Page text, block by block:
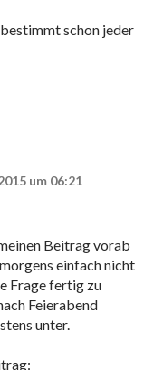
schon jeder
um 06:21
Beitrag vorab
einfach nicht
Frage fertig zu
Feierabend
unter.